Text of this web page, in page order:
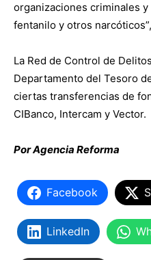
organizaciones criminales
fentanilo y otros
La Red de Control de
Departamento del Tesoro
ciertas transferencias de
CIBanco, Intercam y Vector.
Por Agencia Reforma
Facebook
LinkedIn